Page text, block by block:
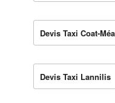
Devis Taxi Coat-
Devis Taxi Lannilis